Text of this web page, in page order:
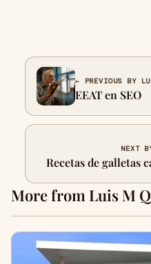
← PREVIOUS BY
EEAT en SEO
NEXT
Recetas de galletas
More from Luis M